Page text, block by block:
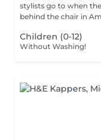
stylists go to when
behind the chair in
Children (0-12)
Without Washing!